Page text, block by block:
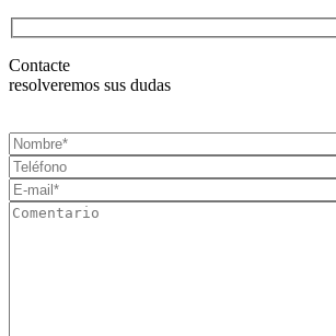
Contacte
resolveremos sus dudas